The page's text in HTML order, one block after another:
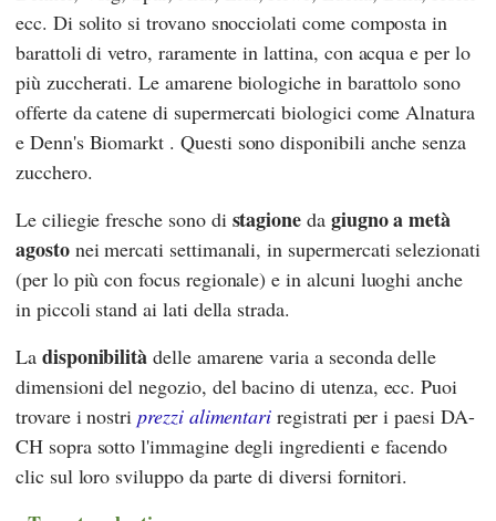
ecc. Di solito si trovano snocciolati come composta in
barattoli di vetro, raramente in lattina, con acqua e per lo
più zuccherati. Le amarene biologiche in barattolo sono
offerte da catene di supermercati biologici comeAlnatura
e Denn's Biomarkt . Questi sono disponibili anche senza
zucchero.
Le ciliegie fresche sono di stagione da giugno a metà
agostonei mercati settimanali, in supermercati selezionati
(per lo più con focus regionale) e in alcuni luoghi anche
in piccoli stand ai lati della strada.
La disponibilità delle amarene varia a seconda delle
dimensioni del negozio, del bacino di utenza, ecc. Puoi
trovare i nostriprezzi alimentari registrati per i paesi DA-
CH sopra sotto l'immagine degli ingredienti e facendo
clic sul loro sviluppo da parte di diversi fornitori.